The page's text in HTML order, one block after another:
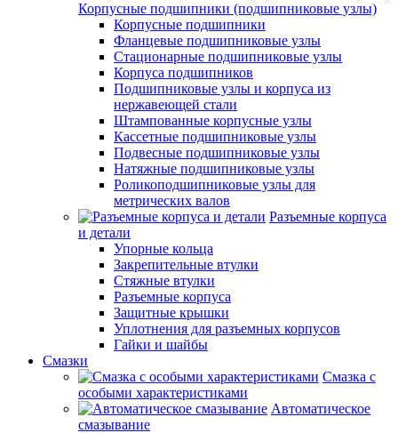
Корпусные подшипники (подшипниковые узлы)
Корпусные подшипники
Фланцевые подшипниковые узлы
Стационарные подшипниковые узлы
Корпуса подшипников
Подшипниковые узлы и корпуса из
нержавеющей стали
Штампованные корпусные узлы
Кассетные подшипниковые узлы
Подвесные подшипниковые узлы
Натяжные подшипниковые узлы
Роликоподшипниковые узлы для
метрических валов
Разъемные корпуса
и детали
Упорные кольца
Закрепительные втулки
Стяжные втулки
Разъемные корпуса
Защитные крышки
Уплотнения для разъемных корпусов
Гайки и шайбы
Смазки
Смазка с
особыми характеристиками
Автоматическое
смазывание